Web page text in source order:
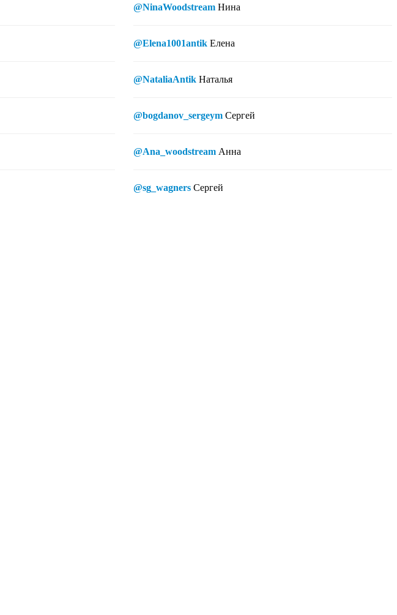
@NinaWoodstream Нина
@Elena1001antik Елена
@NataliaAntik Наталья
@bogdanov_sergeym Сергей
@Ana_woodstream Анна
@sg_wagners Сергей